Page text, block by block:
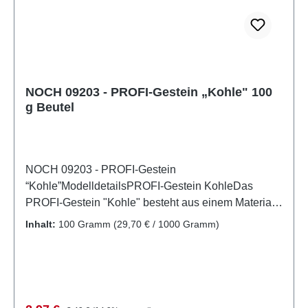
NOCH 09203 - PROFI-Gestein „Kohle" 100
g Beutel
NOCH 09203 - PROFI-Gestein
“Kohle”ModelldetailsPROFI-Gestein KohleDas
PROFI-Gestein "Kohle" besteht aus einem Material,
das echter Kohle zum Verwechseln ähnlich sieht.
Inhalt: 100 Gramm (29,70 € / 1000 Gramm)